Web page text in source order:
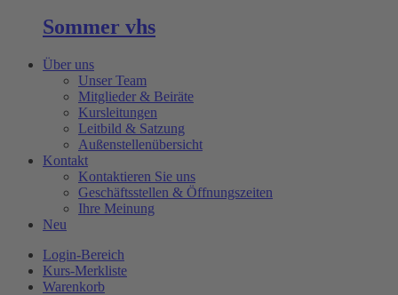
Sommer vhs
Über uns
Unser Team
Mitglieder & Beiräte
Kursleitungen
Leitbild & Satzung
Außenstellenübersicht
Kontakt
Kontaktieren Sie uns
Geschäftsstellen & Öffnungszeiten
Ihre Meinung
Neu
Login-Bereich
Kurs-Merkliste
Warenkorb